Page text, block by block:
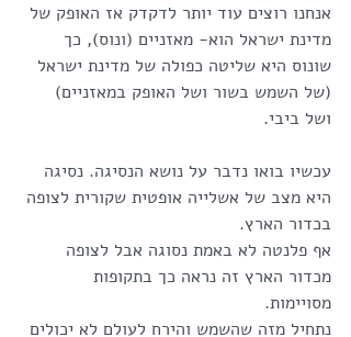
אנחנו רוצים עוד יותר לדקדק אז האופק של
מדינת ישראל הוא- מאזניים (ונוס), כך
שונוס היא שליטה כפולה של מדינת ישראל
(של השמש בשור ושל האופק במאזניים)
ושל ביבי.
עכשיו בואו נדבר על נושא הנסיגה. נסיגה
היא מצב של אשלייה אופטית שקורית לצופה
בכדור הארץ.
אף פלנטה לא באמת נסוגה אבל לצופה
מכדור הארץ זה נראה כך בתקופות
מסויימות.
נתחיל מזה שהשמש והירח לעולם לא יכולים